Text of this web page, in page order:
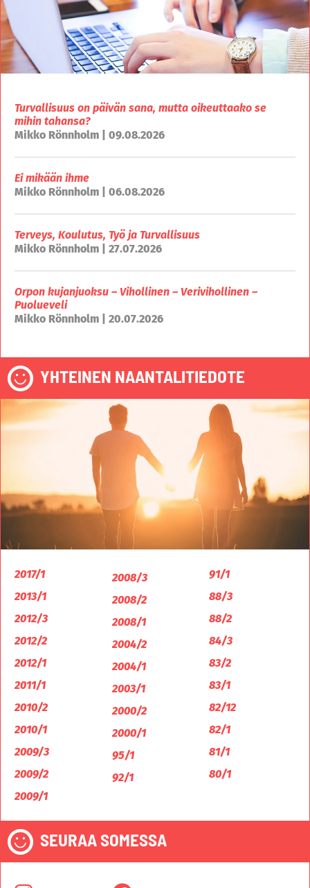
Turvallisuus on päivän sana, mutta oikeuttaako se
mihin tahansa?
Mikko Rönnholm | 09.08.2026
Ei mikään ihme
Mikko Rönnholm | 06.08.2026
Terveys, Koulutus, Työ ja Turvallisuus
Mikko Rönnholm | 27.07.2026
Orpon kujanjuoksu – Vihollinen – Verivihollinen –
Puolueveli
Mikko Rönnholm | 20.07.2026
YHTEINEN NAANTALITIEDOTE
2017/1
2013/1
2012/3
2012/2
2012/1
2011/1
2010/2
2010/1
2009/3
2009/2
2009/1
2008/3
2008/2
2008/1
2004/2
2004/1
2003/1
2000/2
2000/1
95/1
92/1
91/1
88/3
88/2
84/3
83/2
83/1
82/12
82/1
81/1
80/1
SEURAA SOMESSA